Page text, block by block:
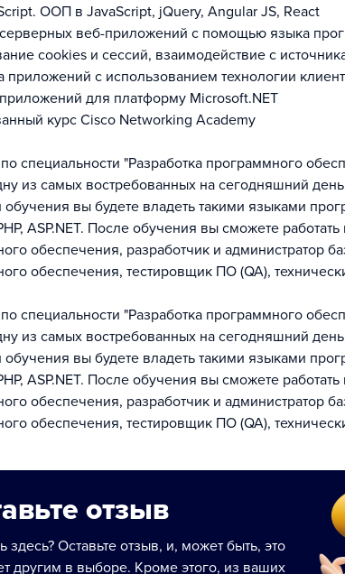
ООП в JavaScript, jQuery, Angular JS, React
веб-приложений с помощью языка
cookies и сессий, взаимодействие с
приложений с использованием технологии
для платформу Microsoft.NET
курс Cisco Networking Academy
специальности "Разработка программного
из самых востребованных на сегодняшний
обучения вы будете владеть такими языками
ASP.NET. После обучения вы сможете работать
обеспечения, разработчик и администратор
обеспечения, тестировщик ПО (QA),
специальности "Разработка программного
из самых востребованных на сегодняшний
обучения вы будете владеть такими языками
ASP.NET. После обучения вы сможете работать
обеспечения, разработчик и администратор
обеспечения, тестировщик ПО (QA),
отзыв
здесь? Оставьте отзыв, и, может быть, это
другим в выборе. Кроме этого, из ваших